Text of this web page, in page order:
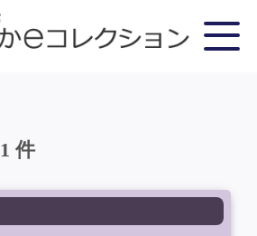
1 件